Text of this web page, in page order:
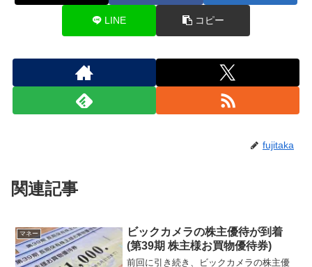
LINE コピー
fujitaka
関連記事
マネー
ビックカメラの株主優待が到着
(第39期 株主様お買物優待券)
前回に引き続き、ビックカメラの株主優